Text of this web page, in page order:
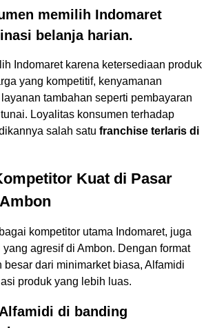
memilih Indomaret
belanja harian.
Indomaret karena ketersediaan produk
yang kompetitif, kenyamanan
tambahan seperti pembayaran
Loyalitas konsumen terhadap
salah satu franchise terlaris di
Kuat di Pasar
kompetitor utama Indomaret, juga
agresif di Ambon. Dengan format
besar dari minimarket biasa, Alfamidi
produk yang lebih luas.
di banding